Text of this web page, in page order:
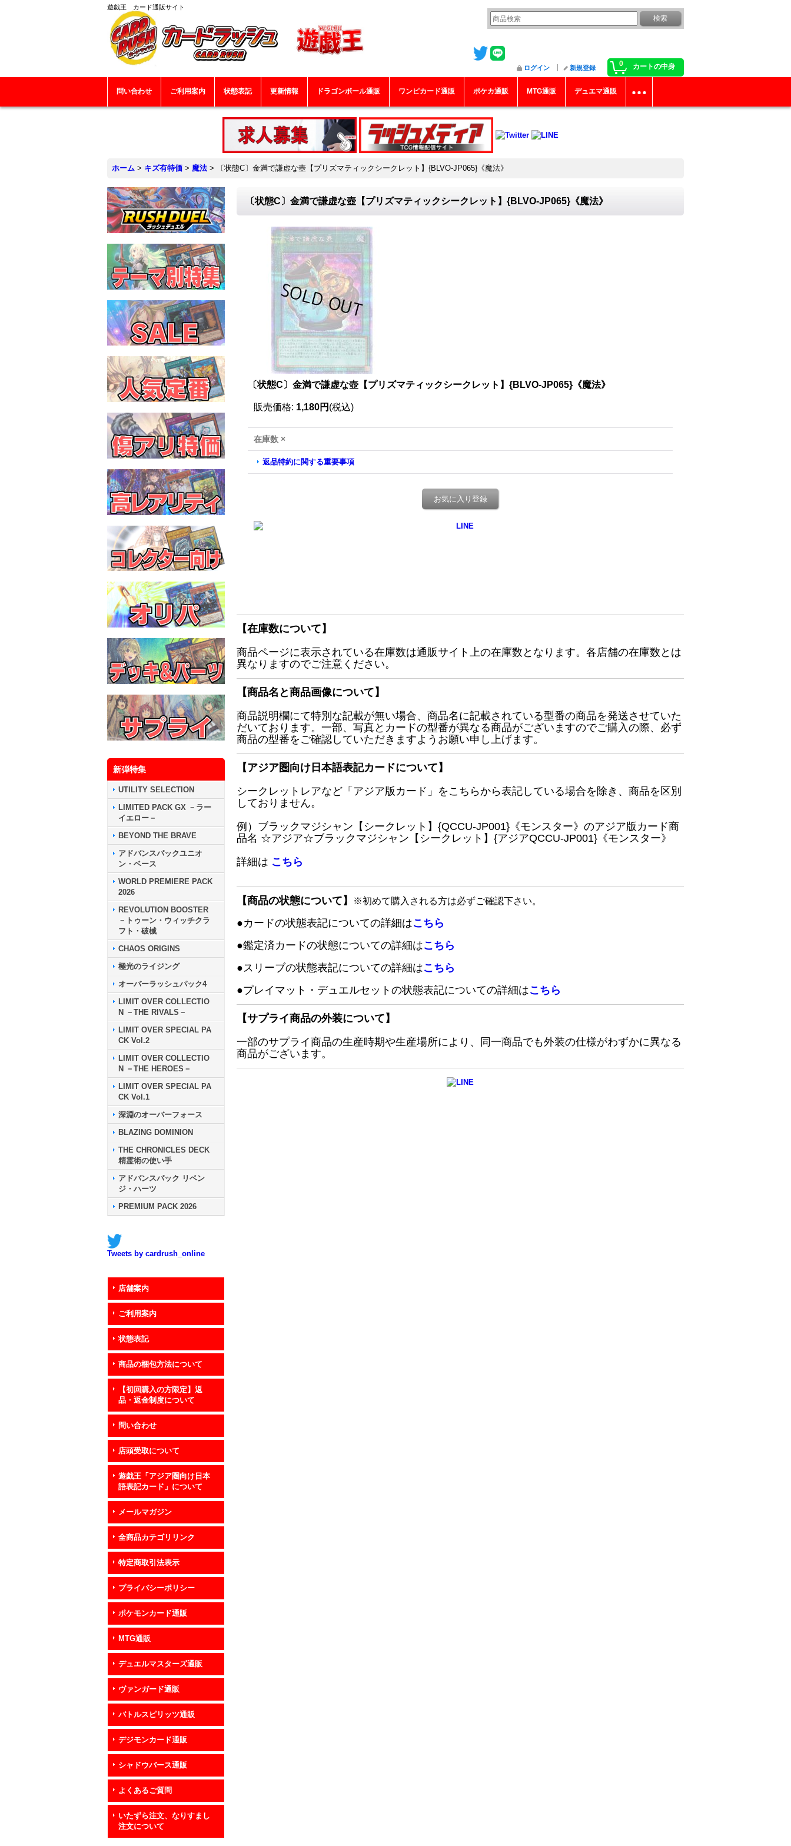
遊戯王 カード通販サイト
0 カートの中身
ログイン 新規登録
問い合わせ ご利用案内 状態表記 更新情報 ドラゴンボール通販 ワンピカード通販 ポケカ通販 MTG通販 デュエマ通販
ホーム > キズ有特価 > 魔法 > 〔状態C〕金満で謙虚な壺【プリズマティックシークレット】{BLVO-JP065}《魔法》
新弾特集
UTILITY SELECTION
LIMITED PACK GX －ラー
イエロー－
BEYOND THE BRAVE
アドバンスパックユニオ
ン・ベース
WORLD PREMIERE PACK
2026
REVOLUTION BOOSTER
－トゥーン・ウィッチクラ
フト・破械
CHAOS ORIGINS
極光のライジング
オーバーラッシュパック4
LIMIT OVER COLLECTIO
N －THE RIVALS－
LIMIT OVER SPECIAL PA
CK Vol.2
LIMIT OVER COLLECTIO
N －THE HEROES－
LIMIT OVER SPECIAL PA
CK Vol.1
深淵のオーバーフォース
BLAZING DOMINION
THE CHRONICLES DECK
精霊術の使い手
アドバンスパック リベン
ジ・ハーツ
PREMIUM PACK 2026
Tweets by cardrush_online
店舗案内
ご利用案内
状態表記
商品の梱包方法について
【初回購入の方限定】返
品・返金制度について
問い合わせ
店頭受取について
遊戯王「アジア圏向け日本
語表記カード」について
メールマガジン
全商品カテゴリリンク
特定商取引法表示
プライバシーポリシー
ポケモンカード通販
MTG通販
デュエルマスターズ通販
ヴァンガード通販
バトルスピリッツ通販
デジモンカード通販
シャドウバース通販
よくあるご質問
いたずら注文、なりすまし
注文について
〔状態C〕金満で謙虚な壺【プリズマティックシークレット】{BLVO-JP065}《魔法》
〔状態C〕金満で謙虚な壺【プリズマティックシークレット】{BLVO-JP065}《魔法》
販売価格: 1,180円 (税込)
在庫数 ×
返品特約に関する重要事項
お気に入り登録
【在庫数について】
商品ページに表示されている在庫数は通販サイト上の在庫数となります。各店舗の在庫数とは
異なりますのでご注意ください。
【商品名と商品画像について】
商品説明欄にて特別な記載が無い場合、商品名に記載されている型番の商品を発送させていた
だいております。一部、写真とカードの型番が異なる商品がございますのでご購入の際、必ず
商品の型番をご確認していただきますようお願い申し上げます。
【アジア圏向け日本語表記カードについて】
シークレットレアなど「アジア版カード」をこちらから表記している場合を除き、商品を区別
しておりません。
例）ブラックマジシャン【シークレット】{QCCU-JP001}《モンスター》のアジア版カード商
品名 ☆アジア☆ブラックマジシャン【シークレット】{アジアQCCU-JP001}《モンスター》
詳細は こちら
【商品の状態について】 ※初めて購入される方は必ずご確認下さい。
●カードの状態表記についての詳細はこちら
●鑑定済カードの状態についての詳細はこちら
●スリーブの状態表記についての詳細はこちら
●プレイマット・デュエルセットの状態表記についての詳細はこちら
【サプライ商品の外装について】
一部のサプライ商品の生産時期や生産場所により、同一商品でも外装の仕様がわずかに異なる
商品がございます。